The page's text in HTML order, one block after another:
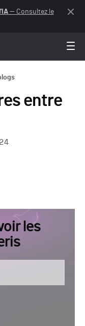
— Consultez le
entre
les
information regarding its
information in